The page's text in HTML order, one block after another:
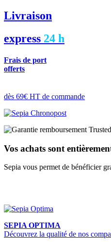
Livraison
express 24 h
Frais de port
offerts
dès 69€ HT de commande
Vos achats sont
Sepia vous permet de bénéficier
SEPIA OPTIMA
Découvrez la qualité de nos